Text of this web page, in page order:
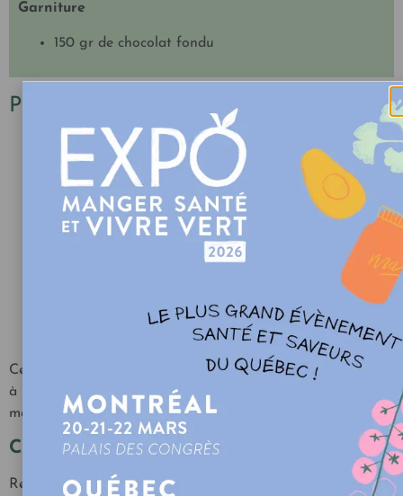
Garniture
150 gr de chocolat fondu
Préparation
Il faut d’abord passer tous les ingrédients pour la
croûte au robot et réserver.
Ensuite, on passe tous les ingrédients pour la
tartinade choco-noisettes dans le robot aussi.
Dans un plat de pyrex, étendre en étages la croûte,
suivi de la tartinade choco-noisettes « et terminer par
le chocolat fondu sur le dessus.
Laisser refroidir et figer, puis partager avec ceux
qu’on aime (et s’en garder pour soi aussi! Hi! Hi!)
Ces petites boules de joie chocolatées et noisettées passent
à l’histoire de NousRire… Et au-delà! À toi de découvrir
maintenant!
Contexte
Renée, une rieuse bénévole infiniment généreuse de son